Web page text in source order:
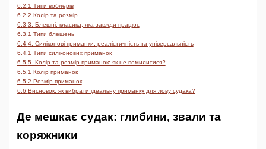
6.2.1 Типи воблерів
6.2.2 Колір та розмір
6.3 3. Блешні: класика, яка завжди працює
6.3.1 Типи блешень
6.4 4. Силіконові приманки: реалістичність та універсальність
6.4.1 Типи силіконових приманок
6.5 5. Колір та розмір приманок: як не помилитися?
6.5.1 Колір приманок
6.5.2 Розмір приманок
6.6 Висновок: як вибрати ідеальну приманку для лову судака?
Де мешкає судак: глибини, звали та
коряжники